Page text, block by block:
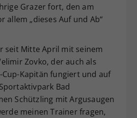
Grazer fort, den am
allem „dieses Auf und Ab“
seit Mitte April mit seinem
Zovko, der auch als
Cup-Kapitän fungiert und auf
Bad
Schützling mit Argusaugen
meinen Trainer fragen,